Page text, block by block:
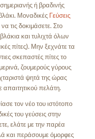
ή βραδινής
Μοναδικές Γεύσεις
τις δοκιμάσετε. Στο
και τυλιχτά όλων
πίτες). Μην ξεχνάτε τα
σκεπαστές πίτες το
ζουμερούς γύρους
ψητά της ώρας
πελάτη.
τον νέο του ιστότοπο
του γεύσεις στην
ελάτε με την παρέα
και περάσουμε όμορφες